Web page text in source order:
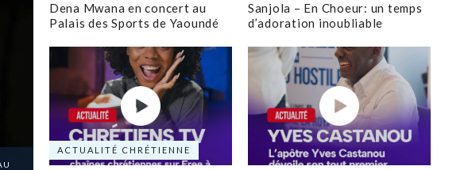
Dena Mwana en concert au
Palais des Sports de Yaoundé
Sanjola – En Choeur: un temps
d’adoration inoubliable
ACTUALITÉ CHRÉTIENNE